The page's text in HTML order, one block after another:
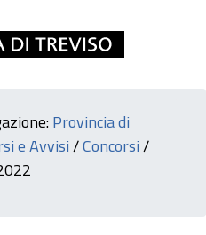
Provincia di
e Avvisi/Concorsi/